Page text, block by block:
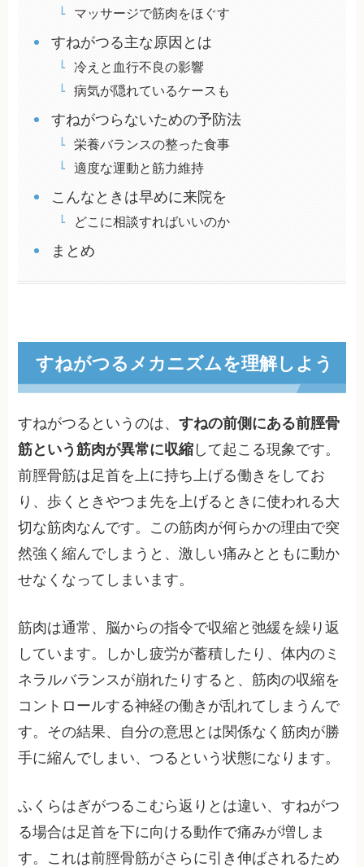
マッサージで筋肉をほぐす
すねがつる主な原因とは
冷えと血行不良の影響
病気が隠れているケースも
すねがつらないための予防法
栄養バランスの整った食事
適度な運動と筋力維持
こんなときは早めに来院を
どこに相談すればいいのか
まとめ
すねがつるメカニズムを理解しよう
すねがつるというのは、すねの前側にある前脛骨
筋という筋肉が異常に収縮 して起こる現象です。
前脛骨筋は足首を上に持ち上げる働きをしてお
り、歩くときやつま先を上げるときに使われる大
切な筋肉なんです。この筋肉が何らかの理由で突
然強く縮んでしまうと、激しい痛みとともに動か
せなくなってしまいます。
筋肉は通常、脳からの指令で収縮と弛緩を繰り返
しています。しかし疲労が蓄積したり、体内のミ
ネラルバランスが崩れたりすると、筋肉の収縮を
コントロールする神経の働きが乱れてしまうんで
す。その結果、自分の意思とは関係なく筋肉が勝
手に縮んでしまい、つるという状態になります。
ふくらはぎがつるこむら返りとは違い、すねがつ
る場合は足首を下に向ける動作で痛みが増しま
す。これは前脛骨筋がさらに引き伸ばされるため